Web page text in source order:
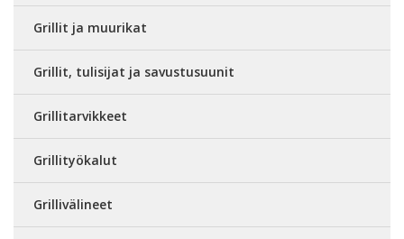
Grillit ja muurikat
Grillit, tulisijat ja savustusuunit
Grillitarvikkeet
Grillityökalut
Grillivälineet